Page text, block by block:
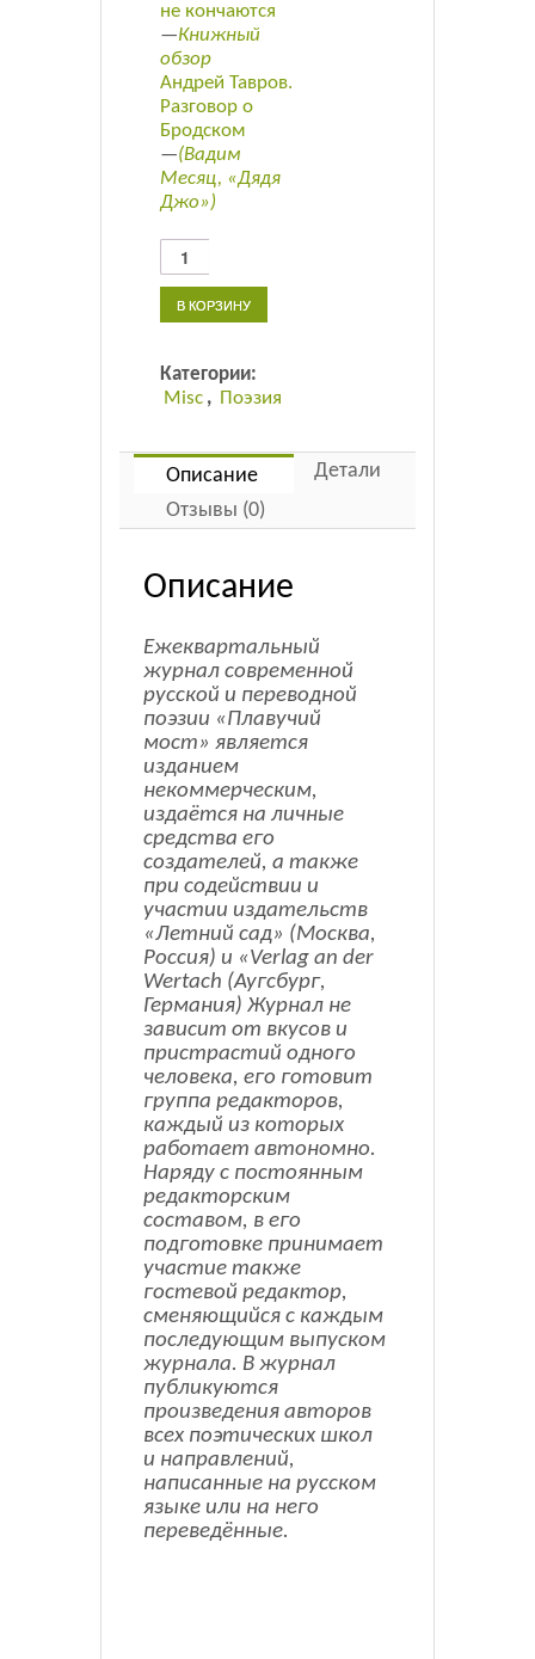
не кончаются
—Книжный
обзор
Андрей Тавров.
Разговор о
Бродском
—(Вадим
Месяц, «Дядя
Джо»)
Количество
товара
Плавучий
мост.
поэзии.
—
В КОРЗИНУ
Категории:
Misc , Поэзия
Описание
Детали
Отзывы (0)
Описание
Ежеквартальный
журнал современной
русской и переводной
поэзии «Плавучий
мост» является
изданием
некоммерческим,
издаётся на личные
средства его
создателей, а также
при содействии и
участии издательств
«Летний сад» (Москва,
Россия) и «Verlag an der
Wertach (Аугсбург,
Германия) Журнал не
зависит от вкусов и
пристрастий одного
человека, его готовит
группа редакторов,
каждый из которых
работает автономно.
Наряду с постоянным
редакторским
составом, в его
подготовке принимает
участие также
гостевой редактор,
сменяющийся с каждым
последующим выпуском
журнала. В журнал
публикуются
произведения авторов
всех поэтических школ
и направлений,
написанные на русском
языке или на него
переведённые.